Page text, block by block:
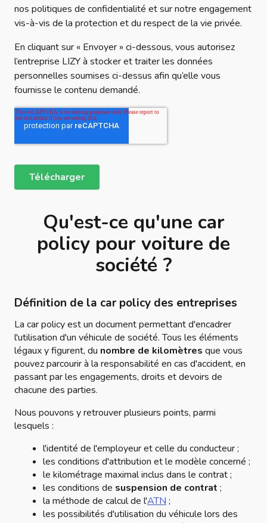
Qu'est-ce qu'une car
policy pour voiture de
société ?
Définition de la car policy des entreprises
La car policy est un document permettant d'encadrer
l'utilisation d'un véhicule de société. Tous les éléments
légaux y figurent, du nombre de kilomètres que vous
pouvez parcourir à la responsabilité en cas d'accident, en
passant par les engagements, droits et devoirs de
chacune des parties.
Nous pouvons y retrouver plusieurs points, parmi
lesquels :
l'identité de l'employeur et celle du conducteur ;
les conditions d'attribution et le modèle concerné ;
le kilométrage maximal inclus dans le contrat ;
les conditions de suspension de contrat ;
la méthode de calcul de l'ATN ;
les possibilités d'utilisation du véhicule lors des